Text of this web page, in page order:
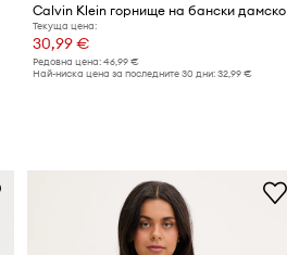
Calvin Klein горнище на бански дамско
Текуща цена:
30,99 €
Редовна цена: 46,99 €
Най-ниска цена за последните 30 дни: 32,99 €